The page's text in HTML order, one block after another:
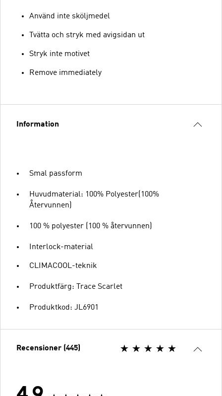
Använd inte sköljmedel
Tvätta och stryk med avigsidan ut
Stryk inte motivet
Remove immediately
Information
Smal passform
Huvudmaterial: 100% Polyester(100%
Återvunnen)
100 % polyester (100 % återvunnen)
Interlock-material
CLIMACOOL-teknik
Produktfärg: Trace Scarlet
Produktkod: JL6901
Recensioner (445)